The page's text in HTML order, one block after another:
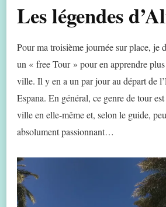
Les légendes
Pour ma troisième journée sur place, je
un « free Tour » pour en apprendre
ville. Il y en a un par jour au départ de
Espana. En général, ce genre de tour
ville en elle-même et, selon le guide,
absolument passionnant…